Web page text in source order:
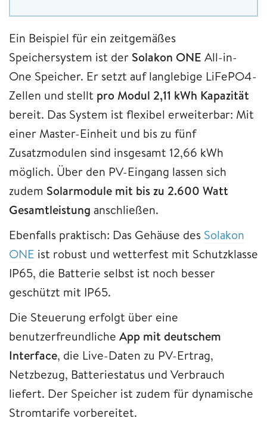
Ein Beispiel für ein zeitgemäßes
Speichersystem ist der Solakon ONE All-in-
One Speicher. Er setzt auf langlebige LiFePO4-
Zellen und stellt pro Modul 2,11 kWh Kapazität
bereit. Das System ist flexibel erweiterbar: Mit
einer Master-Einheit und bis zu fünf
Zusatzmodulen sind insgesamt 12,66 kWh
möglich. Über den PV-Eingang lassen sich
zudem Solarmodule mit bis zu 2.600 Watt
Gesamtleistung anschließen.
Ebenfalls praktisch: Das Gehäuse des Solakon
ONE ist robust und wetterfest mit Schutzklasse
IP65, die Batterie selbst ist noch besser
geschützt mit IP65.
Die Steuerung erfolgt über eine
benutzerfreundliche App mit deutschem
Interface, die Live-Daten zu PV-Ertrag,
Netzbezug, Batteriestatus und Verbrauch
liefert. Der Speicher ist zudem für dynamische
Stromtarife vorbereitet.